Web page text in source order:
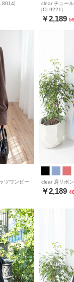
clear チュー
[CL9221]
￥2,189
ツワンピー
clear 肩リボ
￥2,189